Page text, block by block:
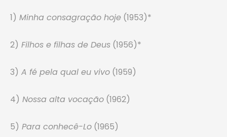
1) Minha consagração hoje (1953)*
2) Filhos e filhas de Deus (1956)*
3) A fé pela qual eu vivo (1959)
4) Nossa alta vocação (1962)
5) Para conhecê-Lo (1965)